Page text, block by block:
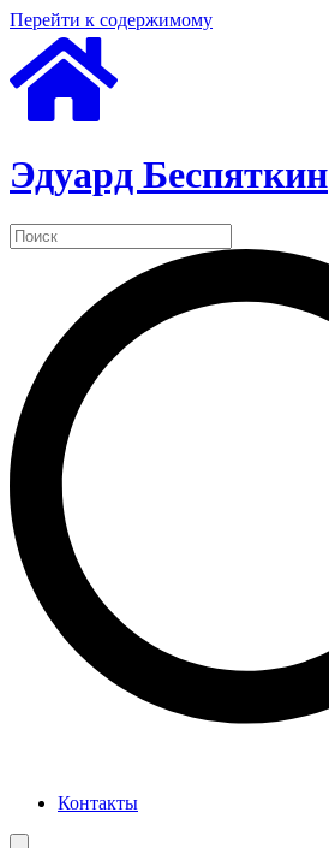
Перейти к содержимому
Эдуард Беспяткин
Контакты